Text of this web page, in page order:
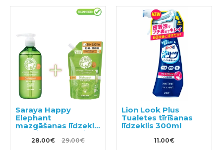
Saraya Happy
Elephant
mazgāšanas līdzeklis
traukiem, dārzeņiem
un augļiem 300ml +
28.00€ 29.00€
Lion Look Plus
Tualetes tīrīšanas
līdzeklis 300ml
11.00€